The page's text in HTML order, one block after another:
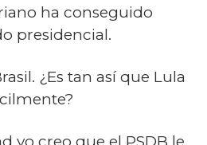
ha conseguido
presidencial.
¿Es tan así que Lula